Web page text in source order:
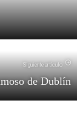
Siguiente artículo
de Dublín